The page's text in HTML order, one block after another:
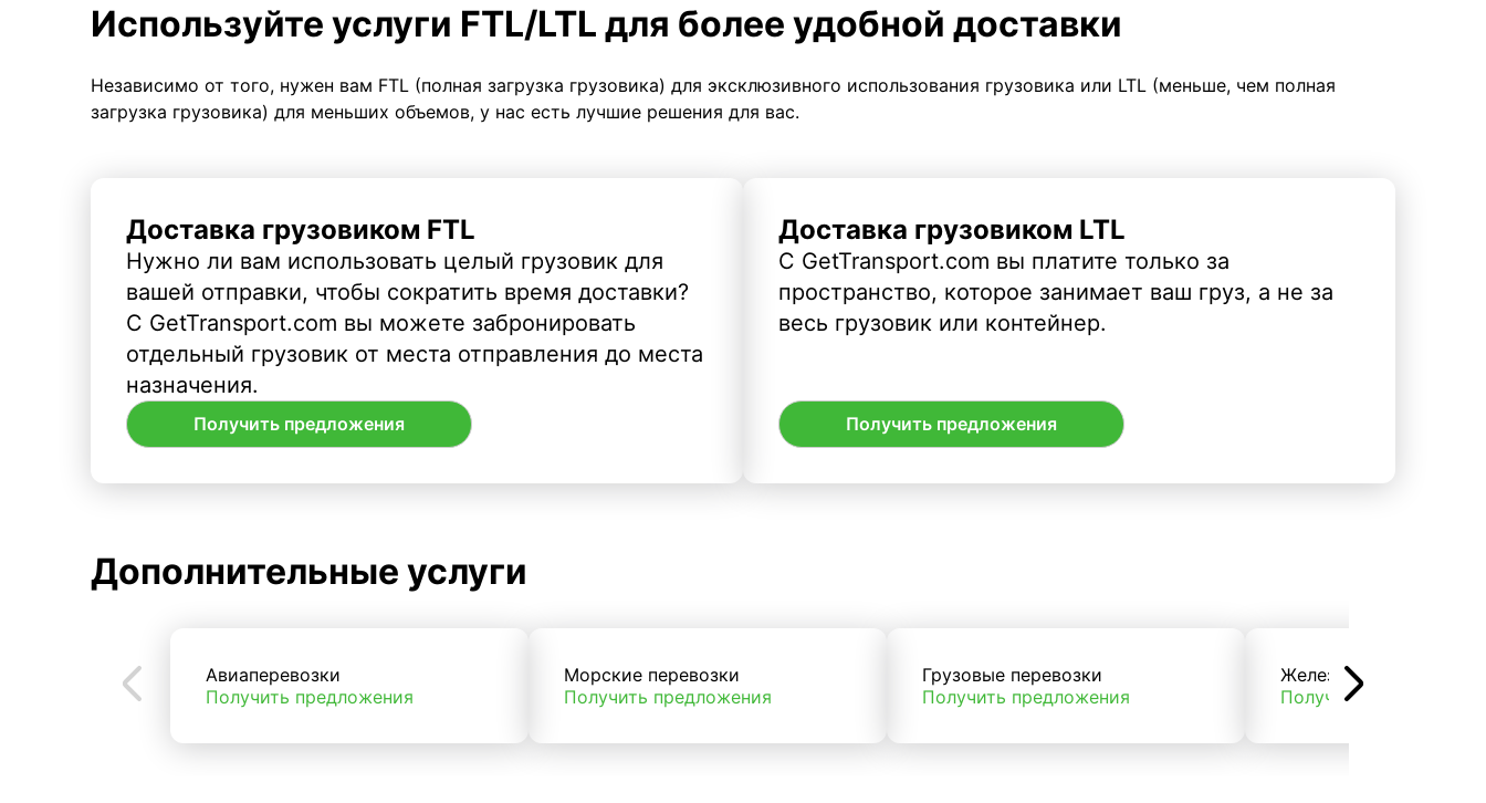
Используйте услуги FTL/LTL для более удобной доставки
Независимо от того, нужен вам FTL (полная загрузка грузовика) для эксклюзивного использования грузовика или LTL (меньше, чем полная
загрузка грузовика) для меньших объемов, у нас есть лучшие решения для вас.
Доставка грузовиком FTL
Нужно ли вам использовать целый грузовик для
вашей отправки, чтобы сократить время доставки?
С GetTransport.com вы можете забронировать
отдельный грузовик от места отправления до места
назначения.
Получить предложения
Доставка грузовиком LTL
С GetTransport.com вы платите только за
пространство, которое занимает ваш груз, а не за
весь грузовик или контейнер.
Получить предложения
Дополнительные услуги
Авиаперевозки
Получить предложения
Морские перевозки
Получить предложения
Грузовые перевозки
Получить предложения
Железнодорожные
Получить